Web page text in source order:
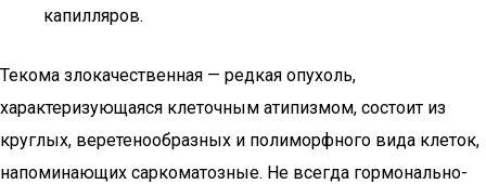
капилляров.
Текома злокачественная — редкая опухоль,
характеризующаяся клеточным атипизмом, состоит из
круглых, веретенообразных и полиморфного вида клеток,
напоминающих саркоматозные. Не всегда гормонально-